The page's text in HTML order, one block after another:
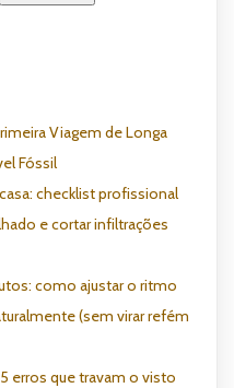
Viagem de Longa
Fóssil
checklist profissional
e cortar infiltrações
como ajustar o ritmo
(sem virar refém
erros que travam o visto